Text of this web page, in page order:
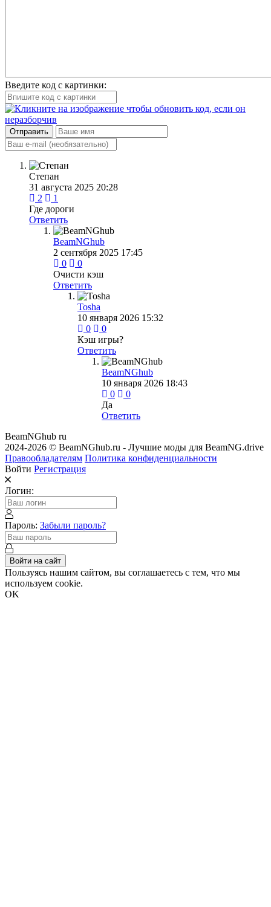
Введите код с картинки:
Отправить
Степан
31 августа 2025 20:28
2
1
Где дороги
Ответить
BeamNGhub
2 сентября 2025 17:45
0
0
Очисти кэш
Ответить
Tosha
10 января 2026 15:32
0
0
Кэш игры?
Ответить
BeamNGhub
10 января 2026 18:43
0
0
Да
Ответить
BeamNGhub ru
2024-2026 © BeamNGhub.ru - Лучшие моды для BeamNG.drive
Правообладателям Политика конфиденциальности
Войти Регистрация
Логин:
Пароль: Забыли пароль?
Войти на сайт
Пользуясь нашим сайтом, вы соглашаетесь с тем, что мы
используем cookie.
OK